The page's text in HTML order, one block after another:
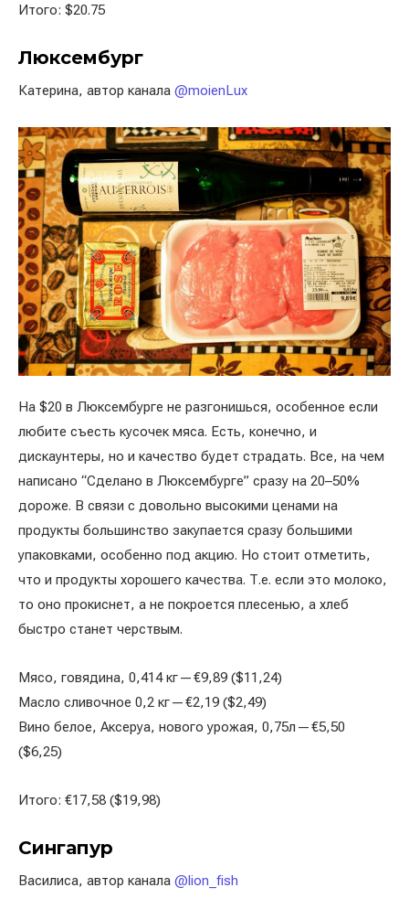
Итого: $20.75
Люксембург
Катерина, автор канала @moienLux
На $20 в Люксембурге не разгонишься, особенное если
любите съесть кусочек мяса. Есть, конечно, и
дискаунтеры, но и качество будет страдать. Все, на чем
написано “Сделано в Люксембурге” сразу на 20–50%
дороже. В связи с довольно высокими ценами на
продукты большинство закупается сразу большими
упаковками, особенно под акцию. Но стоит отметить,
что и продукты хорошего качества. Т.е. если это молоко,
то оно прокиснет, а не покроется плесенью, а хлеб
быстро станет черствым.
Мясо, говядина, 0,414 кг — €9,89 ($11,24)
Масло сливочное 0,2 кг — €2,19 ($2,49)
Вино белое, Аксеруа, нового урожая, 0,75л — €5,50
($6,25)
Итого: €17,58 ($19,98)
Сингапур
Василиса, автор канала @lion_fish